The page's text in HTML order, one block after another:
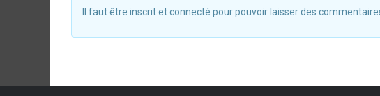
Il faut être inscrit et connecté pour pouvoir laisser des